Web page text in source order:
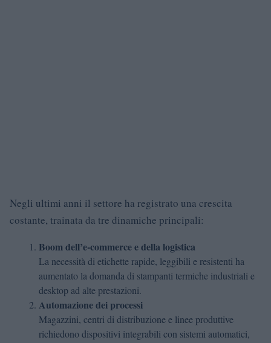
Negli ultimi anni il settore ha registrato una crescita
costante, trainata da tre dinamiche principali:
Boom dell’e‑commerce e della logistica
La necessità di etichette rapide, leggibili e resistenti ha
aumentato la domanda di stampanti termiche industriali e
desktop ad alte prestazioni.
Automazione dei processi
Magazzini, centri di distribuzione e linee produttive
richiedono dispositivi integrabili con sistemi automatici,